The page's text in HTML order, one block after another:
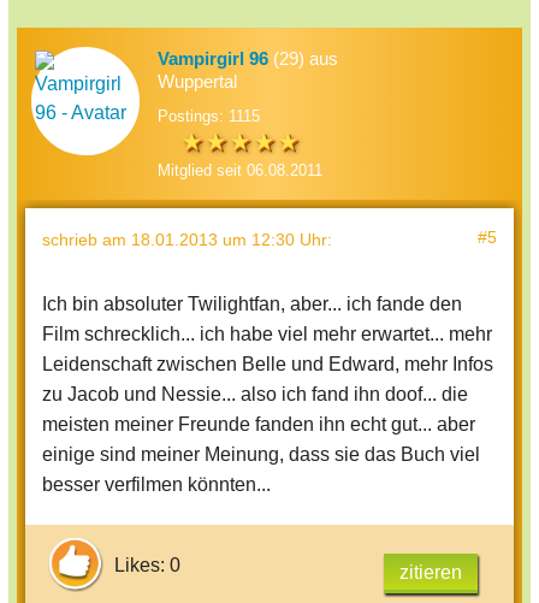
Vampirgirl 96 (29) aus
Wuppertal
Postings: 1115
Mitglied seit 06.08.2011
schrieb am 18.01.2013 um 12:30 Uhr: #5
Ich bin absoluter Twilightfan, aber... ich fande den
Film schrecklich... ich habe viel mehr erwartet... mehr
Leidenschaft zwischen Belle und Edward, mehr Infos
zu Jacob und Nessie... also ich fand ihn doof... die
meisten meiner Freunde fanden ihn echt gut... aber
einige sind meiner Meinung, dass sie das Buch viel
besser verfilmen könnten...
Likes: 0 zitieren